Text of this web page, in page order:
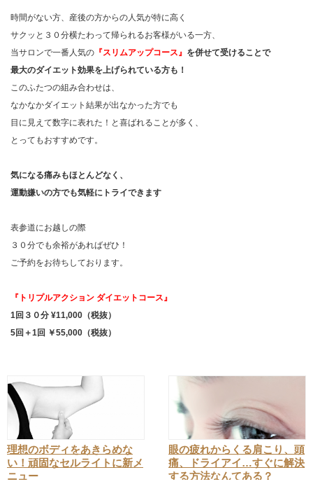
時間がない方、産後の方からの人気が特に高く
サクッと３０分横たわって帰られるお客様がいる一方、
当サロンで一番人気の 『スリムアップコース』 を併せて受けることで
最大のダイエット効果を上げられている方も！
このふたつの組み合わせは、
なかなかダイエット結果が出なかった方でも
目に見えて数字に表れた！と喜ばれることが多く、
とってもおすすめです。
気になる痛みもほとんどなく、
運動嫌いの方でも気軽にトライできます
表参道にお越しの際
３０分でも余裕があればぜひ！
ご予約をお待ちしております。
『トリプルアクション ダイエットコース』
1回３０分 ¥11,000（税抜）
5回＋1回 ￥55,000（税抜）
眼の疲れからくる肩こり、頭
痛、ドライアイ…すぐに解決
する方法なんてある？
理想のボディをあきらめな
い！頑固なセルライトに新メ
ニュー